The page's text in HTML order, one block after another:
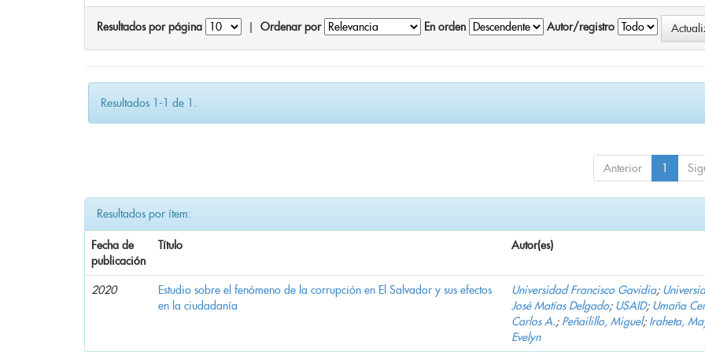
Resultados por página Ordenar por En orden Autor/registro
Resultados 1-1 de 1.
Anterior 1
Resultados por ítem:
Fecha de
publicación
Título Autor(es)
2020
Estudio sobre el fenómeno de la corrupción en El Salvador y sus efectos
en la ciudadanía
Universidad Francisco Gavidia;
José Matías Delgado; USAID; Umaña
Carlos A.; Peñailillo, Miguel; Iraheta,
Evelyn